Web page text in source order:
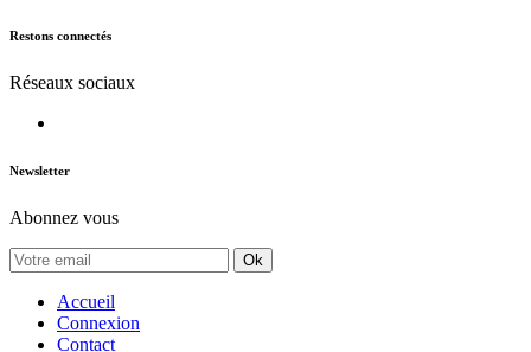
Restons connectés
Réseaux sociaux
Newsletter
Abonnez vous
Ok
Accueil
Connexion
Contact